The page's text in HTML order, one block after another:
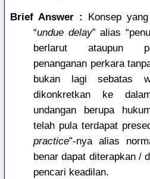
Brief Answer : Konsep
“undue delay” alias
berlarut ataupun
penanganan perkara
bukan lagi sebatas
dikonkretkan ke
undangan berupa
telah pula terdapat
practice”-nya alias
benar dapat diterapkan /
pencari keadilan.